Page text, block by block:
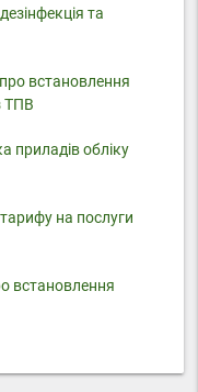
та
встановлення
ТПВ
приладів обліку
на послуги
встановлення